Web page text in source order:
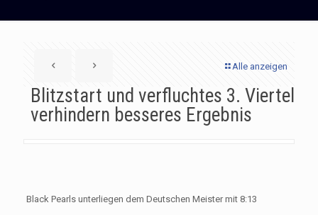
Alle anzeigen
Blitzstart und verfluchtes 3. Viertel
verhindern besseres Ergebnis
Black Pearls unterliegen dem Deutschen Meister mit 8:13